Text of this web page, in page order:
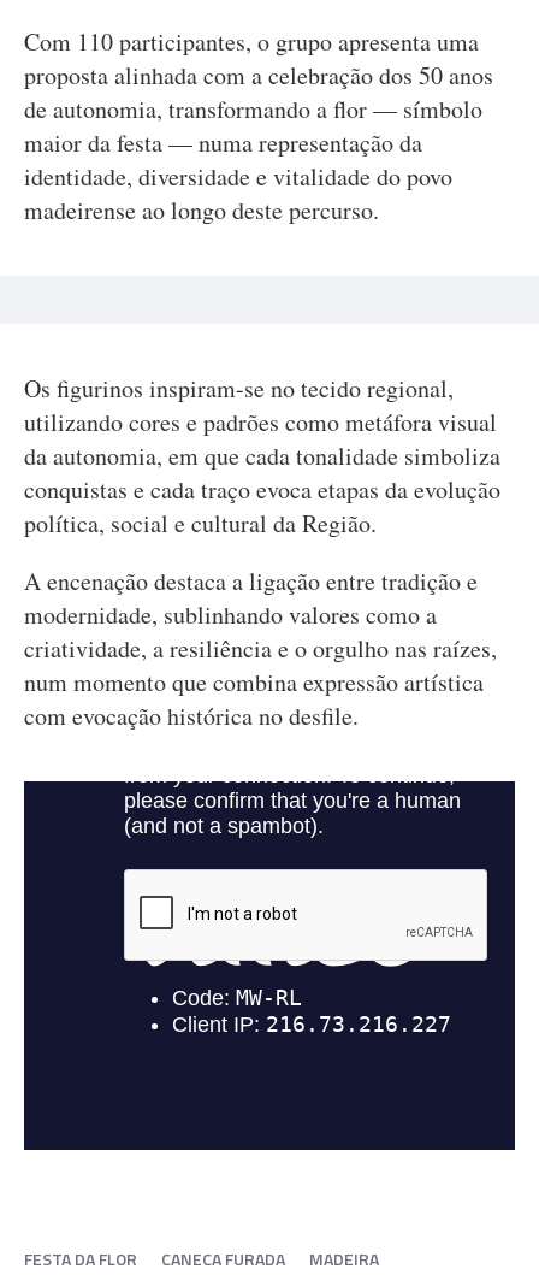
Com 110 participantes, o grupo apresenta uma
proposta alinhada com a celebração dos 50 anos
de autonomia, transformando a flor — símbolo
maior da festa — numa representação da
identidade, diversidade e vitalidade do povo
madeirense ao longo deste percurso.
Os figurinos inspiram-se no tecido regional,
utilizando cores e padrões como metáfora visual
da autonomia, em que cada tonalidade simboliza
conquistas e cada traço evoca etapas da evolução
política, social e cultural da Região.
A encenação destaca a ligação entre tradição e
modernidade, sublinhando valores como a
criatividade, a resiliência e o orgulho nas raízes,
num momento que combina expressão artística
com evocação histórica no desfile.
FESTA DA FLOR CANECA FURADA MADEIRA